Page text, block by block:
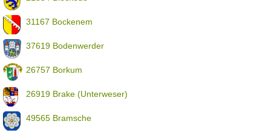
31167 Bockenem
37619 Bodenwerder
26757 Borkum
26919 Brake (Unterweser)
49565 Bramsche